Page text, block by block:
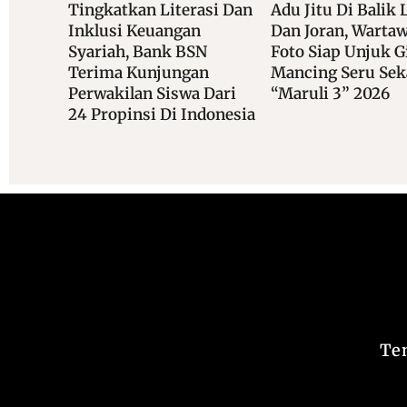
Adu Jitu Di Balik Lensa
Dan Joran, Wartawan
Foto Siap Unjuk Gigi Di
Mancing Seru Sekali
“Maruli 3” 2026
Bersama
Dukung Akad
KPR Rumah